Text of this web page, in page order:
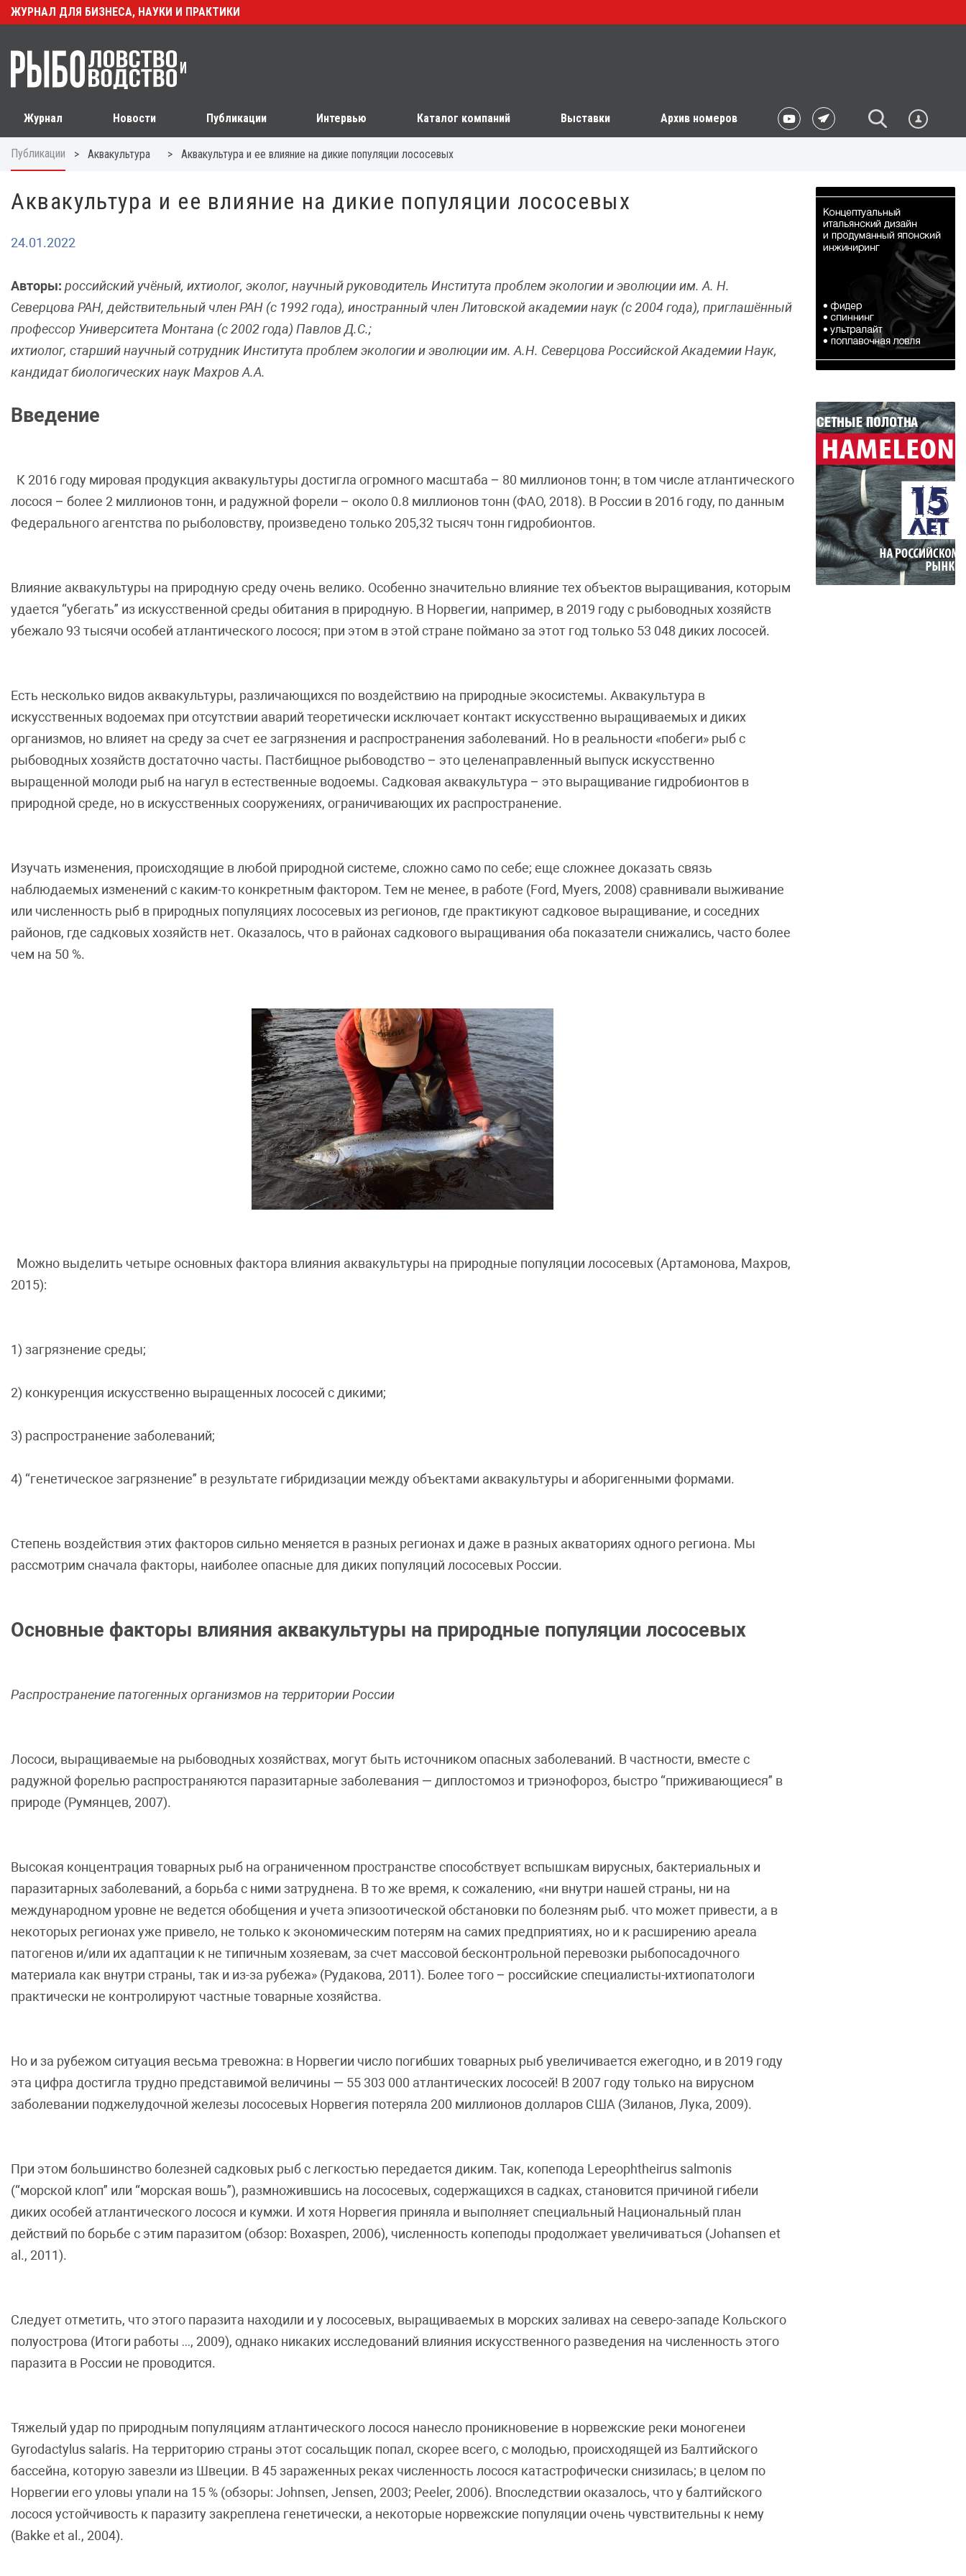
ЖУРНАЛ ДЛЯ БИЗНЕСА, НАУКИ И ПРАКТИКИ
Журнал Новости Публикации Интервью Каталог компаний Выставки Архив номеров
Публикации > Аквакультура > Аквакультура и ее влияние на дикие популяции лососевых
Аквакультура и ее влияние на дикие популяции лососевых
24.01.2022
Авторы: российский учёный, ихтиолог, эколог, научный руководитель Института проблем экологии и эволюции им. А. Н.
Северцова РАН, действительный член РАН (с 1992 года), иностранный член Литовской академии наук (с 2004 года), приглашённый
профессор Университета Монтана (с 2002 года) Павлов Д.С.;
ихтиолог, старший научный сотрудник Института проблем экологии и эволюции им. А.Н. Северцова Российской Академии Наук,
кандидат биологических наук Махров А.А.
Введение
К 2016 году мировая продукция аквакультуры достигла огромного масштаба – 80 миллионов тонн; в том числе атлантического
лосося – более 2 миллионов тонн, и радужной форели – около 0.8 миллионов тонн (ФАО, 2018). В России в 2016 году, по данным
Федерального агентства по рыболовству, произведено только 205,32 тысяч тонн гидробионтов.
Влияние аквакультуры на природную среду очень велико. Особенно значительно влияние тех объектов выращивания, которым
удается “убегать” из искусственной среды обитания в природную. В Норвегии, например, в 2019 году с рыбоводных хозяйств
убежало 93 тысячи особей атлантического лосося; при этом в этой стране поймано за этот год только 53 048 диких лососей.
Есть несколько видов аквакультуры, различающихся по воздействию на природные экосистемы. Аквакультура в
искусственных водоемах при отсутствии аварий теоретически исключает контакт искусственно выращиваемых и диких
организмов, но влияет на среду за счет ее загрязнения и распространения заболеваний. Но в реальности «побеги» рыб с
рыбоводных хозяйств достаточно часты. Пастбищное рыбоводство – это целенаправленный выпуск искусственно
выращенной молоди рыб на нагул в естественные водоемы. Садковая аквакультура – это выращивание гидробионтов в
природной среде, но в искусственных сооружениях, ограничивающих их распространение.
Изучать изменения, происходящие в любой природной системе, сложно само по себе; еще сложнее доказать связь
наблюдаемых изменений с каким-то конкретным фактором. Тем не менее, в работе (Ford, Myers, 2008) сравнивали выживание
или численность рыб в природных популяциях лососевых из регионов, где практикуют садковое выращивание, и соседних
районов, где садковых хозяйств нет. Оказалось, что в районах садкового выращивания оба показатели снижались, часто более
чем на 50 %.
Можно выделить четыре основных фактора влияния аквакультуры на природные популяции лососевых (Артамонова, Махров,
2015):
1) загрязнение среды;
2) конкуренция искусственно выращенных лососей с дикими;
3) распространение заболеваний;
4) “генетическое загрязнение” в результате гибридизации между объектами аквакультуры и аборигенными формами.
Степень воздействия этих факторов сильно меняется в разных регионах и даже в разных акваториях одного региона. Мы
рассмотрим сначала факторы, наиболее опасные для диких популяций лососевых России.
Основные факторы влияния аквакультуры на природные популяции лососевых
Распространение патогенных организмов на территории России
Лососи, выращиваемые на рыбоводных хозяйствах, могут быть источником опасных заболеваний. В частности, вместе с
радужной форелью распространяются паразитарные заболевания — диплостомоз и триэнофороз, быстро “приживающиеся” в
природе (Румянцев, 2007).
Высокая концентрация товарных рыб на ограниченном пространстве способствует вспышкам вирусных, бактериальных и
паразитарных заболеваний, а борьба с ними затруднена. В то же время, к сожалению, «ни внутри нашей страны, ни на
международном уровне не ведется обобщения и учета эпизоотической обстановки по болезням рыб. что может привести, а в
некоторых регионах уже привело, не только к экономическим потерям на самих предприятиях, но и к расширению ареала
патогенов и/или их адаптации к не типичным хозяевам, за счет массовой бесконтрольной перевозки рыбопосадочного
материала как внутри страны, так и из-за рубежа» (Рудакова, 2011). Более того – российские специалисты-ихтиопатологи
практически не контролируют частные товарные хозяйства.
Но и за рубежом ситуация весьма тревожна: в Норвегии число погибших товарных рыб увеличивается ежегодно, и в 2019 году
эта цифра достигла трудно представимой величины — 55 303 000 атлантических лососей! В 2007 году только на вирусном
заболевании поджелудочной железы лососевых Норвегия потеряла 200 миллионов долларов США (Зиланов, Лука, 2009).
При этом большинство болезней садковых рыб с легкостью передается диким. Так, копепода Lepeophtheirus salmonis
(“морской клоп” или “морская вошь”), размножившись на лососевых, содержащихся в садках, становится причиной гибели
диких особей атлантического лосося и кумжи. И хотя Норвегия приняла и выполняет специальный Национальный план
действий по борьбе с этим паразитом (обзор: Boxaspen, 2006), численность копеподы продолжает увеличиваться (Johansen et
al., 2011).
Следует отметить, что этого паразита находили и у лососевых, выращиваемых в морских заливах на северо-западе Кольского
полуострова (Итоги работы …, 2009), однако никаких исследований влияния искусственного разведения на численность этого
паразита в России не проводится.
Тяжелый удар по природным популяциям атлантического лосося нанесло проникновение в норвежские реки моногенеи
Gyrodactylus salaris. На территорию страны этот сосальщик попал, скорее всего, с молодью, происходящей из Балтийского
бассейна, которую завезли из Швеции. В 45 зараженных реках численность лосося катастрофически снизилась; в целом по
Норвегии его уловы упали на 15 % (обзоры: Johnsen, Jensen, 2003; Peeler, 2006). Впоследствии оказалось, что у балтийского
лосося устойчивость к паразиту закреплена генетически, а некоторые норвежские популяции очень чувствительны к нему
(Bakke et al., 2004).